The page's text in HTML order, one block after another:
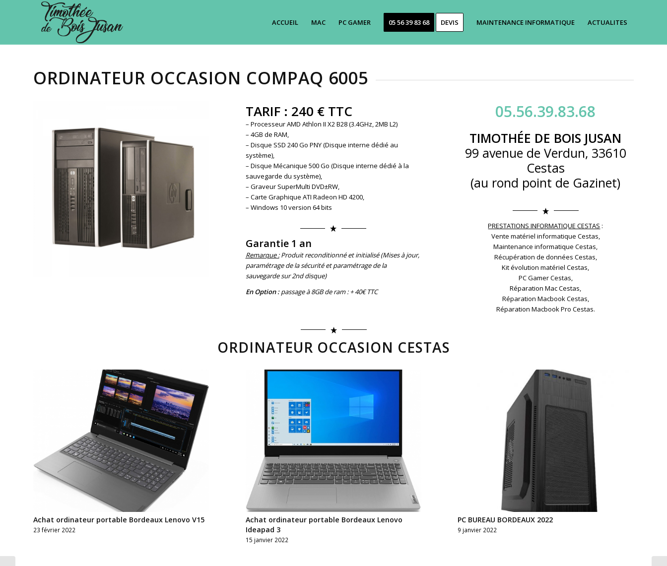
ACCUEIL MAC PC GAMER 05 56 39 83 68 DEVIS MAINTENANCE INFORMATIQUE ACTUALITES
ORDINATEUR OCCASION COMPAQ 6005
TARIF : 240 € TTC
– Processeur AMD Athlon II X2 B28 (3.4GHz, 2MB L2)
– 4GB de RAM,
– Disque SSD 240 Go PNY (Disque interne dédié au
système),
– Disque Mécanique 500 Go (Disque interne dédié à la
sauvegarde du système),
– Graveur SuperMulti DVD±RW,
– Carte Graphique ATI Radeon HD 4200,
– Windows 10 version 64 bits
Garantie 1 an
Remarque :Produit reconditionné et initialisé (Mises à jour,
paramétrage de la sécurité et paramétrage de la
sauvegarde sur 2nd disque)
En Option :passage à 8GB de ram : + 40€ TTC
05.56.39.83.68
TIMOTHÉE DE BOIS JUSAN
99 avenue de Verdun, 33610
Cestas
(au rond point de Gazinet)
PRESTATIONS INFORMATIQUE CESTAS :
Vente matériel informatique Cestas,
Maintenance informatique Cestas,
Récupération de données Cestas,
Kit évolution matériel Cestas,
PC Gamer Cestas,
Réparation Mac Cestas,
Réparation Macbook Cestas,
Réparation Macbook Pro Cestas.
ORDINATEUR OCCASION CESTAS
Achat ordinateur portable Bordeaux Lenovo V15
23 février 2022
Achat ordinateur portable Bordeaux Lenovo
Ideapad 3
15 janvier 2022
PC BUREAU BORDEAUX 2022
9 janvier 2022